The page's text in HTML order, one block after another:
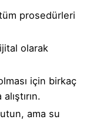
prosedürleri
olarak
için birkaç
ama su